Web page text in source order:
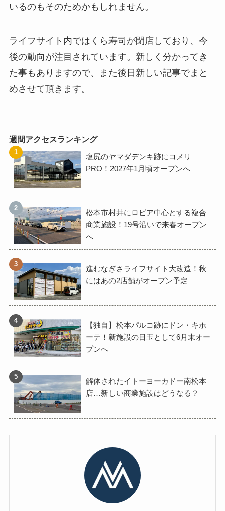
いるのもそのためかもしれません。
ライフサイト内ではくら寿司が閉店しており、今
後の動向が注目されています。新しく分かってき
た事もありますので、また後日新しい記事でまと
めさせて頂きます。
週間アクセスランキング
塩尻のヤマダデンキ跡にコメリ
PRO！2027年1月頃オープンへ
松本市村井にロピア中心とする複合
商業施設！19号沿いで来春オープン
へ
進むなぎさライフサイト大改造！秋
にはあの2店舗がオープン予定
【独自】松本パルコ跡にドン・キホ
ーテ！新施設の目玉として6月末オー
プンへ
解体されたイトーヨーカドー南松本
店…新しい商業施設はどうなる？